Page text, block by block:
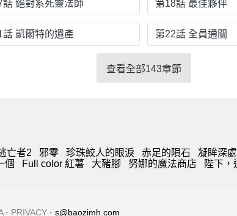
話 絕對系死靈法師 第18話 最佳夥伴
話 凱爾特的遺產 第22話 全員通關
查看全部143章節
亡者2 邪零 珍珠鮫人的眼淚 赤足的隕石 凝眸深處
個 Full color 紅薯 大豬腳 努娜的魔法商店 陛下，
· PRIVACY · s@baozimh.com